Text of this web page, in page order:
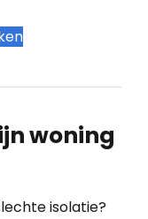
woning
isolatie?